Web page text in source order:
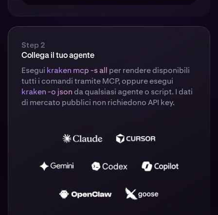
Step 2
Collega il tuo agente
Esegui kraken mcp -s all per rendere disponibili
tutti i comandi tramite MCP, oppure esegui
kraken-o json da qualsiasi agente o script. I dati
di mercato pubblici non richiedono API key.